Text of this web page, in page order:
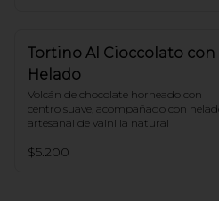
Tortino Al Cioccolato con
Helado
Volcán de chocolate horneado con
centro suave, acompañado con
artesanal de vainilla natural
$5.200